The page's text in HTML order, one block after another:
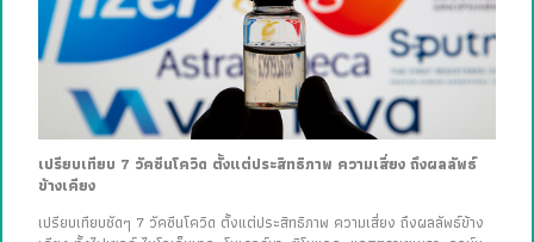
เปรียบเทียบ 7 วัคซีนโควิด ตั้งแต่ประสิทธิภาพ ความเสี่ยง ถึงผลลัพธ์
ข้างเคียง
เปรียบเทียบชัดๆ 7 วัคซีนโควิด ตั้งแต่ประสิทธิภาพ ความเสี่ยง ถึงผลลัพธ์ข้าง